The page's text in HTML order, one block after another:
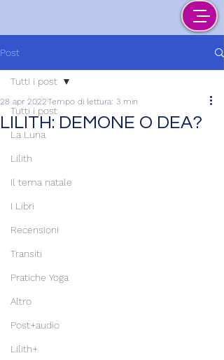
Post
Tutti i post
La Luna
Lilith
Il tema natale
I Libri
Recensioni
Transiti
Pratiche Yoga
Altro
Post+audio
Lilith+
Tutti i post
LILITH: DEMONE O DEA?
28 apr 2022Tempo di lettura: 3 min